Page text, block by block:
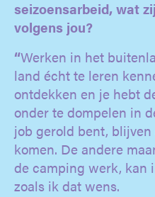
seizoensarbeid, wat
volgens jou?
“Werken in het
land écht te leren
ontdekken en je hebt
onder te dompelen in
job gerold bent,
komen. De andere
de camping werk, kan
zoals ik dat wens.